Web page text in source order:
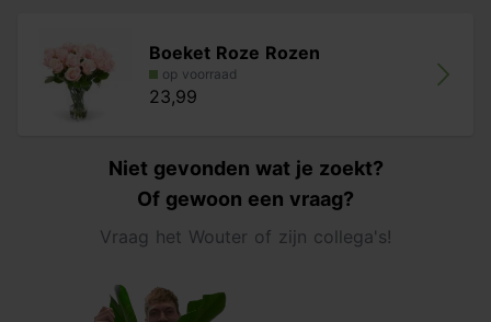
Boeket Roze Rozen
op voorraad
23,99
Niet gevonden wat je zoekt?
Of gewoon een vraag?
Vraag het Wouter of zijn collega's!